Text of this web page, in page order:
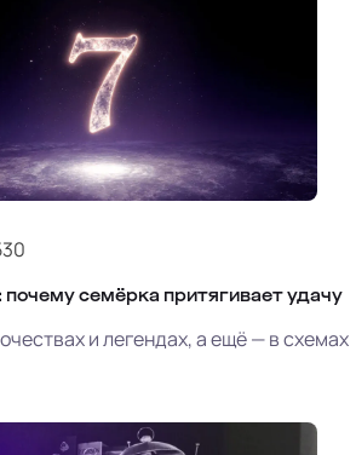
почему семёрка притягивает удачу
и легендах, а ещё — в схемах